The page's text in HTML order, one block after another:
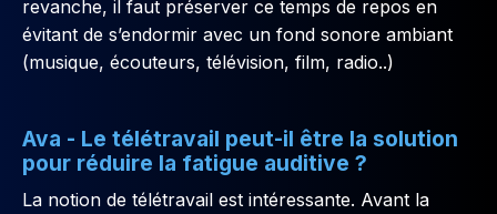
revanche, il faut préserver ce temps de repos en
évitant de s’endormir avec un fond sonore ambiant
(musique, écouteurs, télévision, film, radio..)
Ava - Le télétravail peut-il être la solution
pour réduire la fatigue auditive ?
La notion de télétravail est intéressante. Avant la